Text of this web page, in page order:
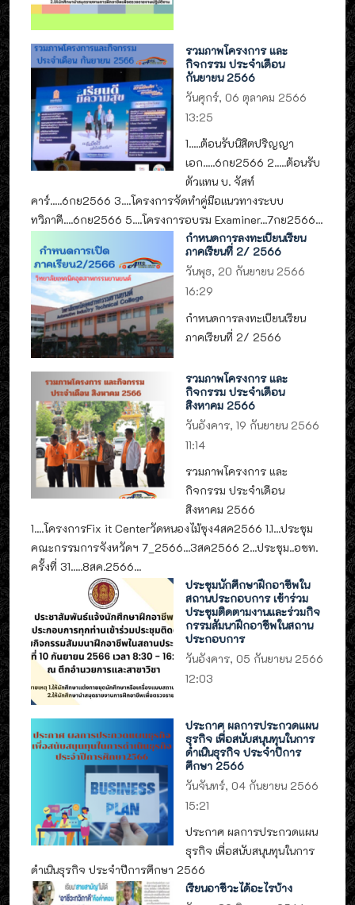
รวมภาพโครงการ และ
กิจกรรม ประจำเดือน
กันยายน 2566
วันศุกร์, 06 ตุลาคม 2566
13:25
1.....ต้อนรับนิสิตปริญญา
เอก.....6กย2566 2.....ต้อนรับ
ตัวแทน บ. จัสท์
คาร์.....6กย2566 3....โครงการจัดทำคู่มือแนวทางระบบ
ทวิภาคี....6กย2566 5....โครงการอบรม Examiner...7กย2566...
กำหนดการลงทะเบียนเรียน
ภาคเรียนที่ 2/ 2566
วันพุธ, 20 กันยายน 2566
16:29
กำหนดการลงทะเบียนเรียน
ภาคเรียนที่ 2/ 2566
รวมภาพโครงการ และ
กิจกรรม ประจำเดือน
สิงหาคม 2566
วันอังคาร, 19 กันยายน 2566
11:14
รวมภาพโครงการ และ
กิจกรรม ประจำเดือน
สิงหาคม 2566
1....โครงการFix it Centerวัดหนองไม้ซุง4สค2566 1.1...ประชุม
คณะกรรมการจังหวัดฯ 7_2566...3สค2566 2...ประชุม..อชท.
ครั้งที่ 31.....8สค.2566...
ประชุมนักศึกษาฝึกอาชีพใน
สถานประกอบการ เข้าร่วม
ประชุมติดตามงานและร่วมกิจ
กรรมสัมนาฝึกอาชีพในสถาน
ประกอบการ
วันอังคาร, 05 กันยายน 2566
12:03
ประกาศ ผลการประกวดแผน
ธุรกิจ เพื่อสนับสนุนทุนในการ
ดำเนินธุรกิจ ประจำปีการ
ศึกษา 2566
วันจันทร์, 04 กันยายน 2566
15:21
ประกาศ ผลการประกวดแผน
ธุรกิจ เพื่อสนับสนุนทุนในการ
ดำเนินธุรกิจ ประจำปีการศึกษา 2566
เรียนอาชีวะได้อะไรบ้าง